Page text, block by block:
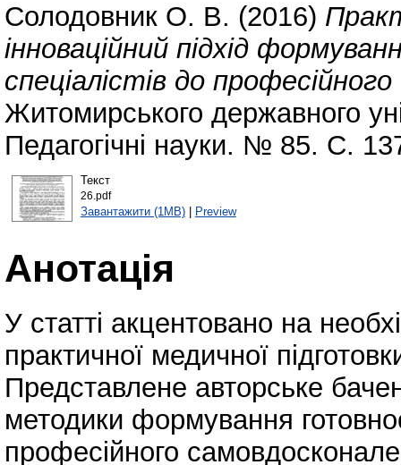
Солодовник О. В. (2016)
інноваційний підхід
спеціалістів до
Житомирського державного
Педагогічні науки. № 85. С.
Текст
26.pdf
Завантажити (1MB)| Preview
Анотація
У статті акцентовано на
практичної медичної
Представлене авторське
методики формування
професійного